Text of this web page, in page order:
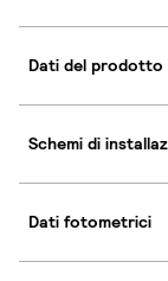
Dati del prodotto
Schemi di
Dati fotometrici